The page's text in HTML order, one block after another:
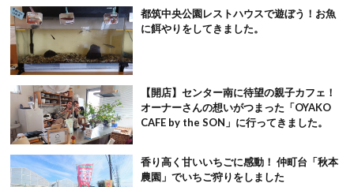
都筑中央公園レストハウスで遊ぼう！お魚
に餌やりをしてきました。
【開店】センター南に待望の親子カフェ！
オーナーさんの想いがつまった「OYAKO
CAFE by the SON」に行ってきました。
香り高く甘いいちごに感動！ 仲町台「秋本
農園」でいちご狩りをしました